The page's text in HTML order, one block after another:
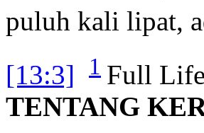
puluh kali lipat,
[13:3]
1 Full Life
TENTANG